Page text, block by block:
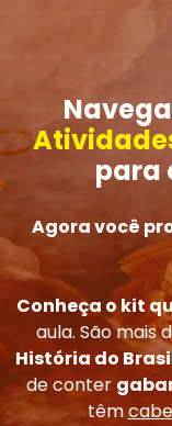
para
Agora você
Conheça o kit
aula. São mais
História do
de conter
têm